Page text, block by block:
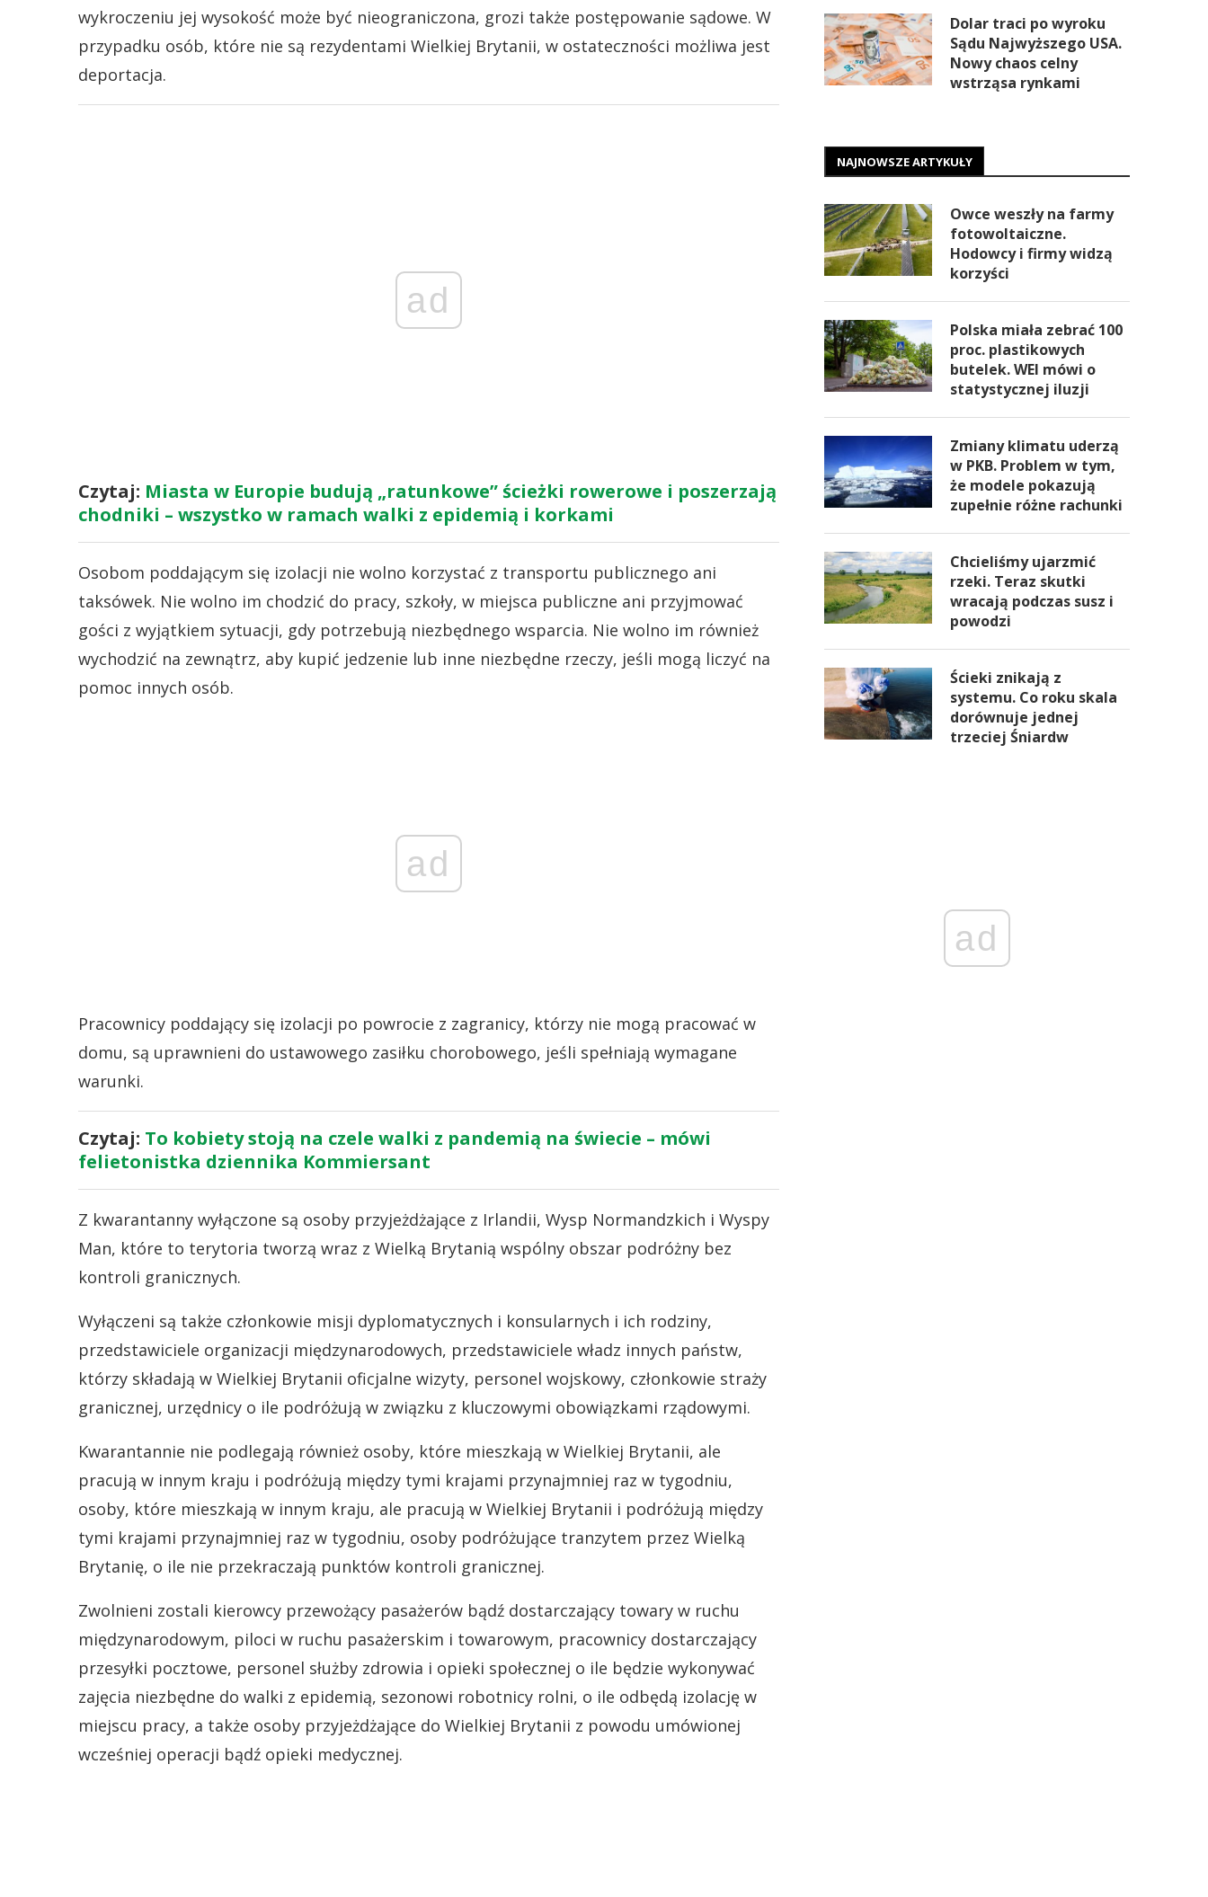
wykroczeniu jej wysokość może być nieograniczona, grozi także postępowanie sądowe. W
przypadku osób, które nie są rezydentami Wielkiej Brytanii, w ostateczności możliwa jest
deportacja.
ad
Czytaj: Miasta w Europie budują „ratunkowe” ścieżki rowerowe i poszerzają
chodniki – wszystko w ramach walki z epidemią i korkami
Osobom poddającym się izolacji nie wolno korzystać z transportu publicznego ani
taksówek. Nie wolno im chodzić do pracy, szkoły, w miejsca publiczne ani przyjmować
gości z wyjątkiem sytuacji, gdy potrzebują niezbędnego wsparcia. Nie wolno im również
wychodzić na zewnątrz, aby kupić jedzenie lub inne niezbędne rzeczy, jeśli mogą liczyć na
pomoc innych osób.
ad
Pracownicy poddający się izolacji po powrocie z zagranicy, którzy nie mogą pracować w
domu, są uprawnieni do ustawowego zasiłku chorobowego, jeśli spełniają wymagane
warunki.
Czytaj: To kobiety stoją na czele walki z pandemią na świecie – mówi
felietonistka dziennika Kommiersant
Z kwarantanny wyłączone są osoby przyjeżdżające z Irlandii, Wysp Normandzkich i Wyspy
Man, które to terytoria tworzą wraz z Wielką Brytanią wspólny obszar podróżny bez
kontroli granicznych.
Wyłączeni są także członkowie misji dyplomatycznych i konsularnych i ich rodziny,
przedstawiciele organizacji międzynarodowych, przedstawiciele władz innych państw,
którzy składają w Wielkiej Brytanii oficjalne wizyty, personel wojskowy, członkowie straży
granicznej, urzędnicy o ile podróżują w związku z kluczowymi obowiązkami rządowymi.
Kwarantannie nie podlegają również osoby, które mieszkają w Wielkiej Brytanii, ale
pracują w innym kraju i podróżują między tymi krajami przynajmniej raz w tygodniu,
osoby, które mieszkają w innym kraju, ale pracują w Wielkiej Brytanii i podróżują między
tymi krajami przynajmniej raz w tygodniu, osoby podróżujące tranzytem przez Wielką
Brytanię, o ile nie przekraczają punktów kontroli granicznej.
Zwolnieni zostali kierowcy przewożący pasażerów bądź dostarczający towary w ruchu
międzynarodowym, piloci w ruchu pasażerskim i towarowym, pracownicy dostarczający
przesyłki pocztowe, personel służby zdrowia i opieki społecznej o ile będzie wykonywać
zajęcia niezbędne do walki z epidemią, sezonowi robotnicy rolni, o ile odbędą izolację w
miejscu pracy, a także osoby przyjeżdżające do Wielkiej Brytanii z powodu umówionej
wcześniej operacji bądź opieki medycznej.
Dolar traci po wyroku
Sądu Najwyższego USA.
Nowy chaos celny
wstrząsa rynkami
NAJNOWSZE ARTYKUŁY
Owce weszły na farmy
fotowoltaiczne.
Hodowcy i firmy widzą
korzyści
Polska miała zebrać 100
proc. plastikowych
butelek. WEI mówi o
statystycznej iluzji
Zmiany klimatu uderzą
w PKB. Problem w tym,
że modele pokazują
zupełnie różne rachunki
Chcieliśmy ujarzmić
rzeki. Teraz skutki
wracają podczas susz i
powodzi
Ścieki znikają z
systemu. Co roku skala
dorównuje jednej
trzeciej Śniardw
ad